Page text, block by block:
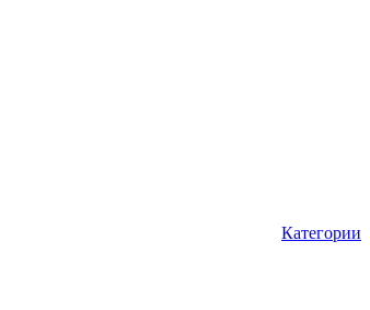
Категории